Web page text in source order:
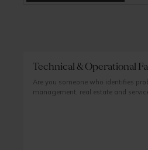
Technical & Operational
Are you someone who identifies
management, real estate and